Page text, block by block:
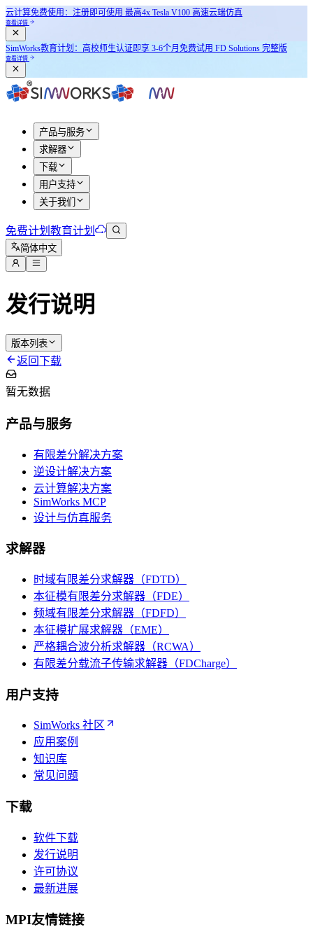
云计算免费使用：注册即可使用 最高4x Tesla V100 高速云端仿真
查看详情
SimWorks教育计划： 高校师生认证即享 3-6个月免费试用 FD Solutions 完整版
查看详情
产品与服务
求解器
下载
用户支持
关于我们
免费计划 教育计划
简体中文
发行说明
版本列表
返回下载
暂无数据
产品与服务
有限差分解决方案
逆设计解决方案
云计算解决方案
SimWorks MCP
设计与仿真服务
求解器
时域有限差分求解器（FDTD）
本征模有限差分求解器（FDE）
频域有限差分求解器（FDFD）
本征模扩展求解器（EME）
严格耦合波分析求解器（RCWA）
有限差分载流子传输求解器（FDCharge）
用户支持
SimWorks 社区
应用案例
知识库
常见问题
下载
软件下载
发行说明
许可协议
最新进展
MPI友情链接